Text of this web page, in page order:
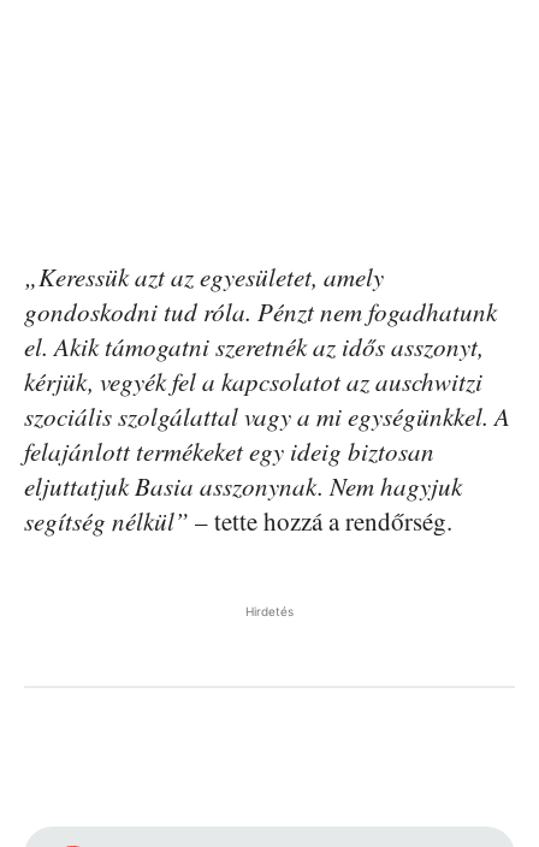
„Keressük azt az egyesületet, amely
gondoskodni tud róla. Pénzt nem fogadhatunk
el. Akik támogatni szeretnék az idős asszonyt,
kérjük, vegyék fel a kapcsolatot az auschwitzi
szociális szolgálattal vagy a mi egységünkkel. A
felajánlott termékeket egy ideig biztosan
eljuttatjuk Basia asszonynak. Nem hagyjuk
segítség nélkül” – tette hozzá a rendőrség.
Hirdetés